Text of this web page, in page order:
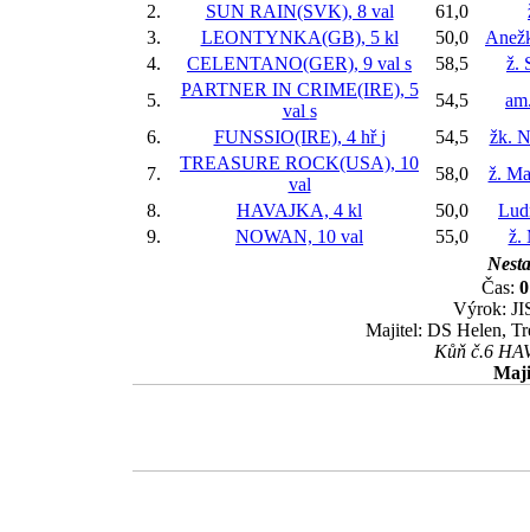
2.
SUN RAIN(SVK), 8 val 61,0
3.
LEONTYNKA(GB), 5 kl 50,0
4.
CELENTANO(GER), 9 val s 58,5
ž.
5.
PARTNER IN CRIME(IRE), 5
val s
54,5
6.
FUNSSIO(IRE), 4 hřj 54,5
žk.
7.
TREASURE ROCK(USA), 10
val
58,0
ž.
8.
HAVAJKA, 4 kl 50,0
9.
NOWAN, 10 val 55,0
ž.
Čas:
Výrok:
Majitel: DS Helen,
Kůň č.6